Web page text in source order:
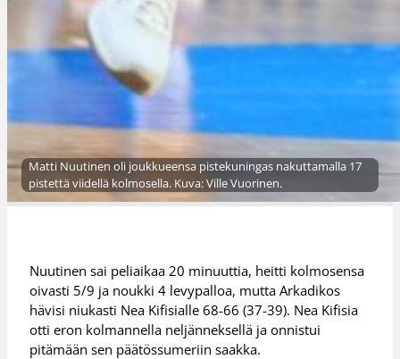
Matti Nuutinen oli joukkueensa pistekuningas nakuttamalla 17
pistettä viidellä kolmosella. Kuva: Ville Vuorinen.
Nuutinen sai peliaikaa 20 minuuttia, heitti kolmosensa
oivasti 5/9 ja noukki 4 levypalloa, mutta Arkadikos
hävisi niukasti Nea Kifisialle 68-66 (37-39). Nea Kifisia
otti eron kolmannella neljänneksellä ja onnistui
pitämään sen päätössumeriin saakka.